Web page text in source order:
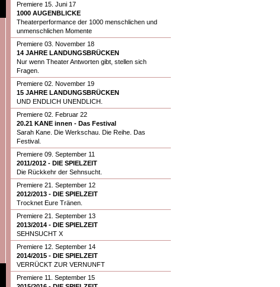
Premiere 15. Juni 17
1000 AUGENBLICKE
Theaterperformance der 1000 menschlichen und
unmenschlichen Momente
Premiere 03. November 18
14 JAHRE LANDUNGSBRÜCKEN
Nur wenn Theater Antworten gibt, stellen sich
Fragen.
Premiere 02. November 19
15 JAHRE LANDUNGSBRÜCKEN
UND ENDLICH UNENDLICH.
Premiere 02. Februar 22
20.21 KANE innen - Das Festival
Sarah Kane. Die Werkschau. Die Reihe. Das
Festival.
Premiere 09. September 11
2011/2012 - DIE SPIELZEIT
Die Rückkehr der Sehnsucht.
Premiere 21. September 12
2012/2013 - DIE SPIELZEIT
Trocknet Eure Tränen.
Premiere 21. September 13
2013/2014 - DIE SPIELZEIT
SEHNSUCHT X
Premiere 12. September 14
2014/2015 - DIE SPIELZEIT
VERRÜCKT ZUR VERNUNFT
Premiere 11. September 15